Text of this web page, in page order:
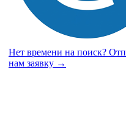
Нет времени на поиск?
нам заявку →